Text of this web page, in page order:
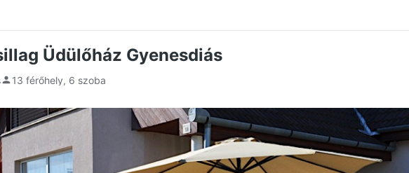
Üdülőház Gyenesdiás
13 férőhely, 6 szoba